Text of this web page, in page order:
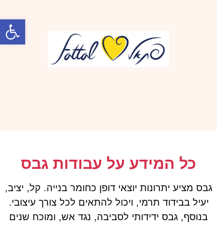
כל המידע על עבודות גבס
גבס מציע יתרונות יוצאי דופן כחומר בנייה. קל, יציב,
יעיל בבידוד תרמי, ויכול להתאים לכל צורך עיצובי.
בנוסף, גבס ידידותי לסביבה, נגד אש, ומוכח שנים
פתח